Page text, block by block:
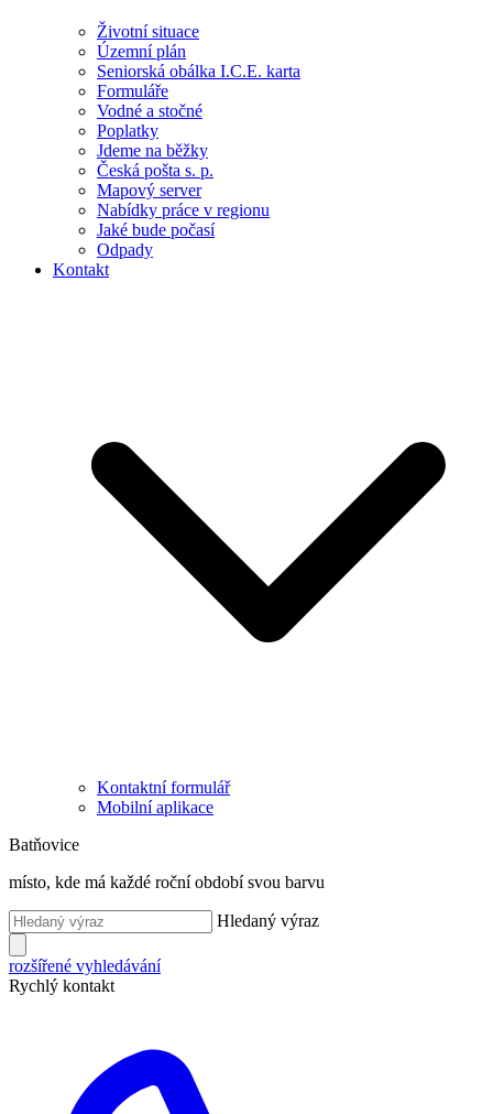
Životní situace
Územní plán
Seniorská obálka I.C.E. karta
Formuláře
Vodné a stočné
Poplatky
Jdeme na běžky
Česká pošta s. p.
Mapový server
Nabídky práce v regionu
Jaké bude počasí
Odpady
Kontakt
Kontaktní formulář
Mobilní aplikace
Batňovice
místo, kde má každé roční období svou barvu
Hledaný výraz
rozšířené vyhledávání
Rychlý kontakt